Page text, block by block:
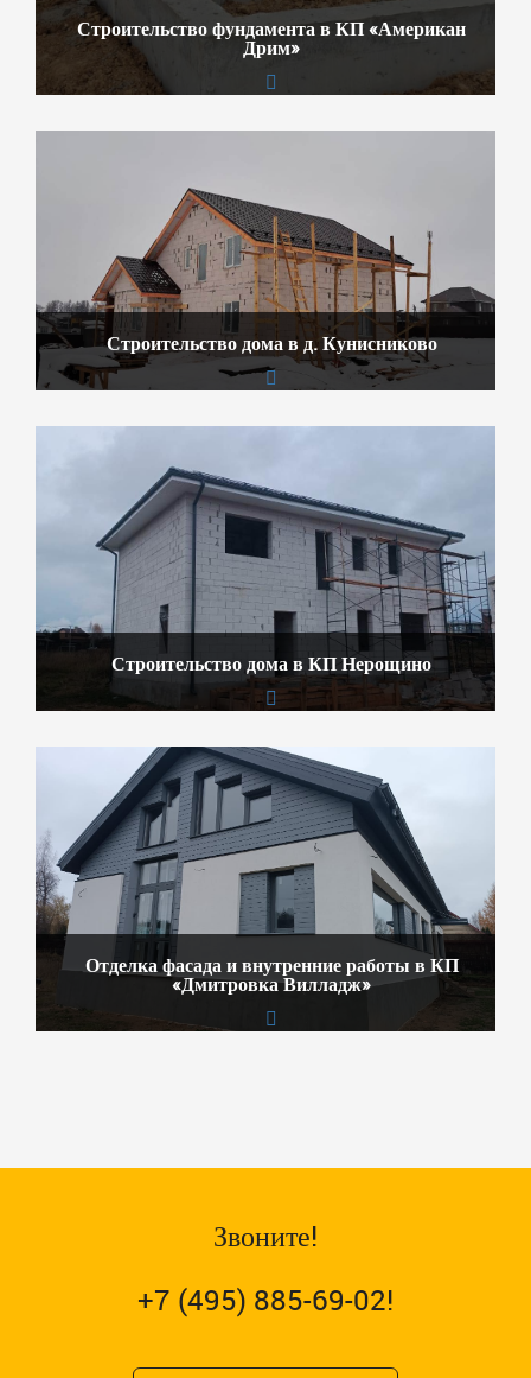
Строительство фундамента в КП «Американ
Дрим»
Строительство дома в д. Кунисниково
Строительство дома в КП Нерощино
Отделка фасада и внутренние работы в КП
«Дмитровка Вилладж»
Звоните!
+7 (495) 885-69-02!